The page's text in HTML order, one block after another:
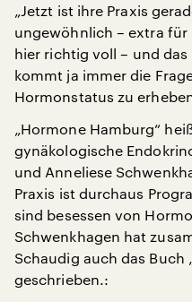
„Jetzt ist ihre Praxis
ungewöhnlich – extra für
hier richtig voll – und
kommt ja immer die
Hormonstatus zu
„Hormone Hamburg“
gynäkologische
und Anneliese
Praxis ist durchaus
sind besessen von
Schwenkhagen hat
Schaudig auch das Buch
geschrieben.: